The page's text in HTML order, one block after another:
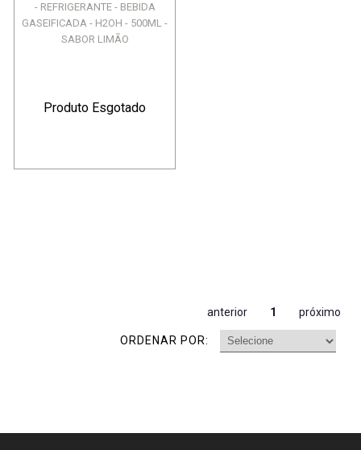
- REFRIGERANTE - BEBIDA
GASEIFICADA - H2OH - 500ML -
SABOR LIMÃO
Produto Esgotado
anterior 1 próximo
ORDENAR POR: